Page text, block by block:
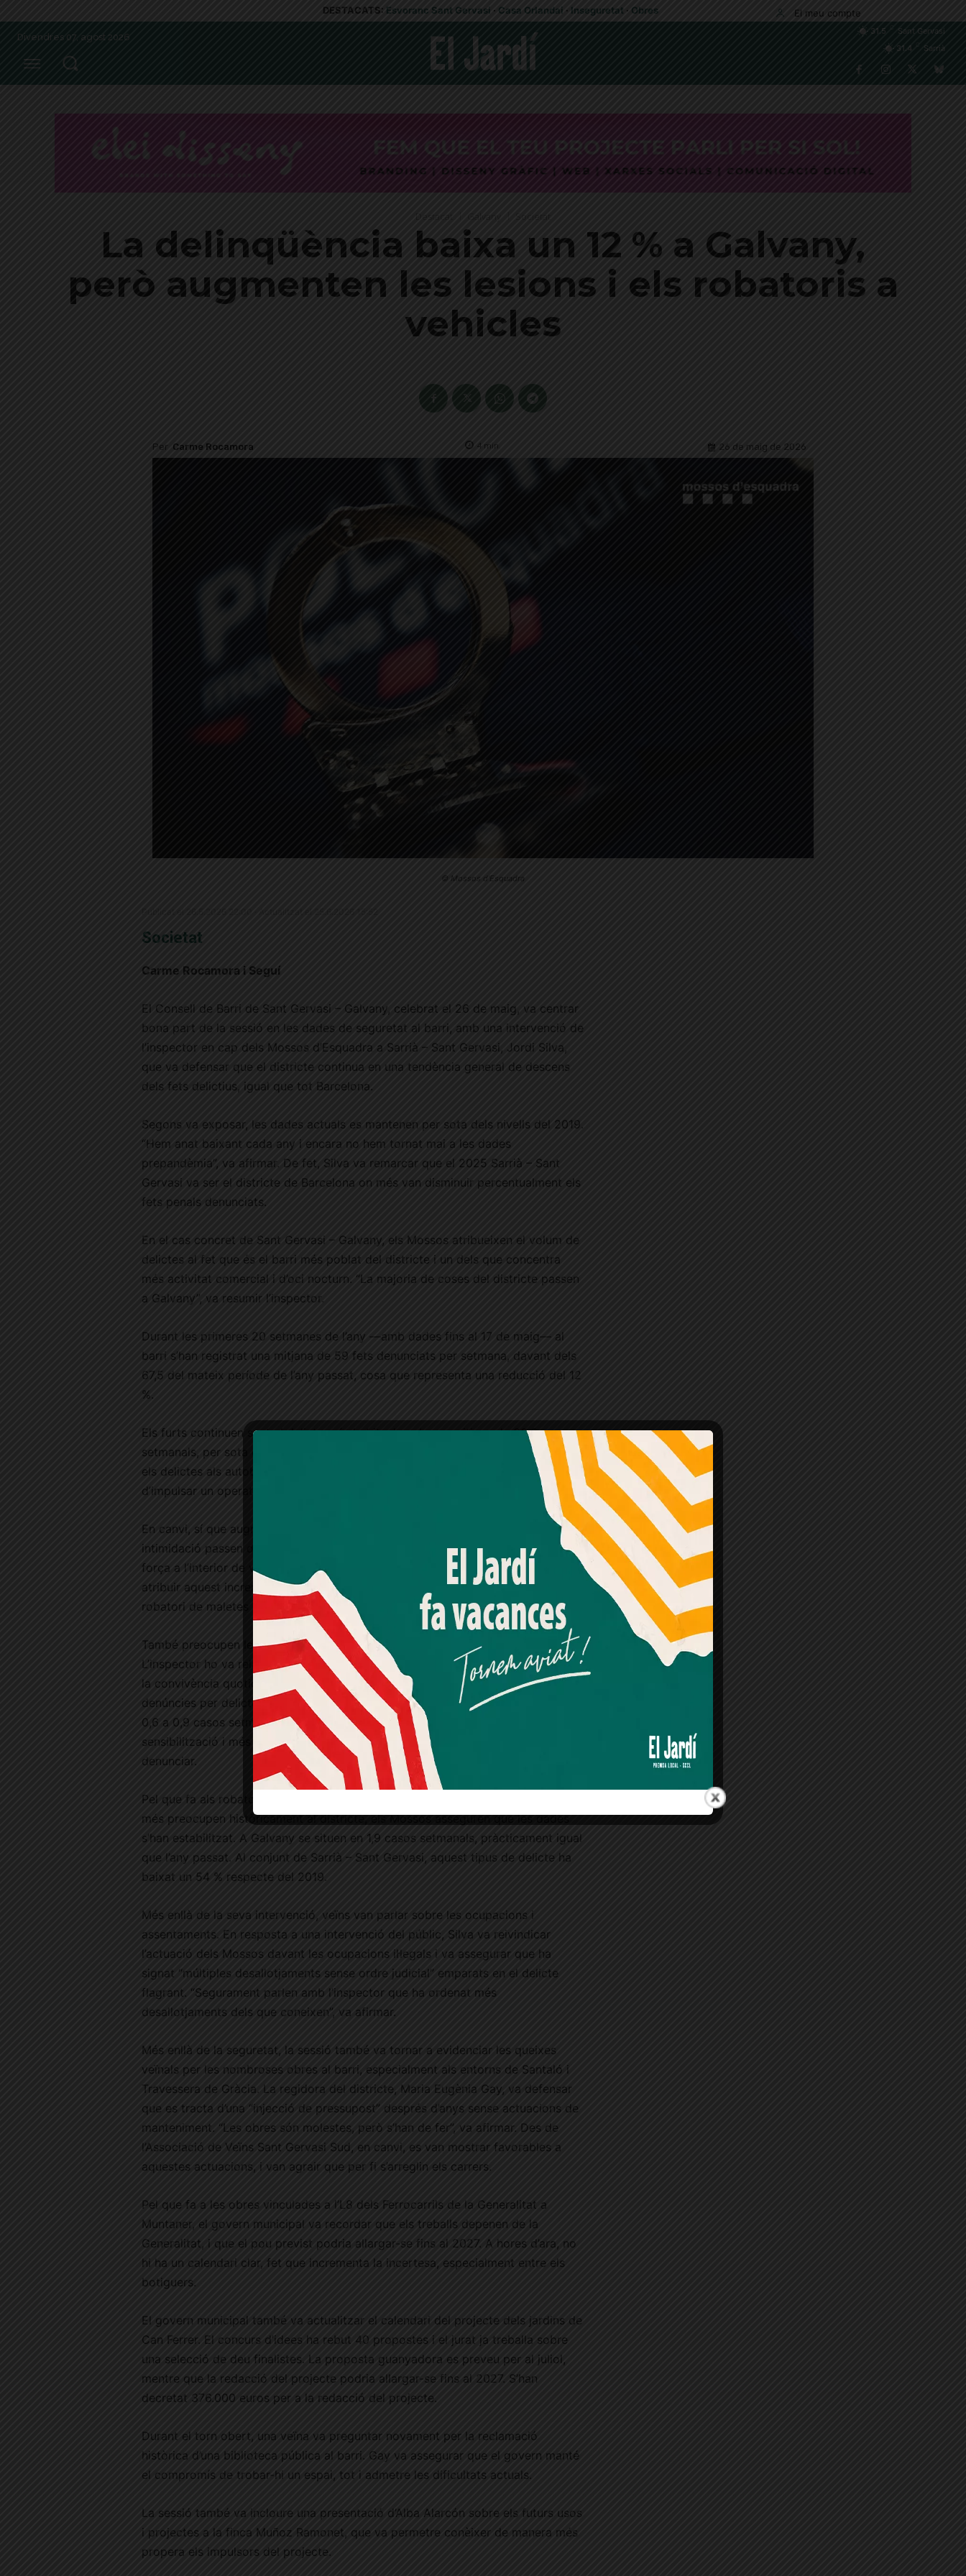
DESTACATS: Esvoranc Sant Gervasi · Casa Orlandai · Inseguretat · Obres El meu compte
Divendres 07, agost 2026
31.5
Sant Gervasi
31.4
Sarrià
Societat
La delinqüència baixa un 12 % a Galvany,
però augmenten les lesions i els robatoris a
vehicles
Per Carme Rocamora 4 min. 26 de maig de 2026
© Mossos d'Esquadra
Societat
Carme Rocamora i Seguí
El Consell de Barri de Sant Gervasi – Galvany, celebrat el 26 de maig, va centrar
bona part de la sessió en les dades de seguretat al barri, amb una intervenció de
l’inspector en cap dels Mossos d’Esquadra a Sarrià – Sant Gervasi, Jordi Silva,
que va defensar que el districte continua en una tendència general de descens
dels fets delictius, igual que tot Barcelona.
Segons va exposar, les dades actuals es mantenen per sota dels nivells del 2019.
“Hem anat baixant cada any i encara no hem tornat mai a les dades
prepandèmia”, va afirmar. De fet, Silva va remarcar que el 2025 Sarrià – Sant
Gervasi va ser el districte de Barcelona on més van disminuir percentualment els
fets penals denunciats.
En el cas concret de Sant Gervasi – Galvany, els Mossos atribueixen el volum de
delictes al fet que és el barri més poblat del districte i un dels que concentra
més activitat comercial i d’oci nocturn. “La majoria de coses del districte passen
a Galvany”, va resumir l’inspector.
Durant les primeres 20 setmanes de l’any —amb dades fins al 17 de maig— al
barri s’han registrat una mitjana de 59 fets denunciats per setmana, davant dels
67,5 del mateix període de l’any passat, cosa que representa una reducció del 12
%.
Els furts continuen sent el delicte més habitual, amb una mitjana de 30,8 casos
setmanals, per sota dels 37,8 de l’any anterior. També baixen de manera notable
els delictes als autobusos, que passen de 4,9 a 2,8 casos setmanals després
d’impulsar un operatiu conjunt dels Mossos amb la Guàrdia Urbana.
En canvi, sí que augmenten alguns indicadors. Els robatoris violents i amb
intimidació passen de 2,7 a 3,3 casos setmanals, mentre que els robatoris amb
força a l’interior de vehicles pràcticament es doblen, passant d’1,3 a 2,3. Silva va
atribuir aquest increment a un fenomen detectat arreu de Barcelona vinculat al
robatori de maletes i objectes visibles dins dels cotxes.
També preocupen les lesions, que passen de 2,5 a 4,2 denúncies setmanals.
L’inspector ho va relacionar amb baralles i conflictes vinculats a l’oci nocturn i a
la convivència quotidiana. “És un tema de reflexió social”, va apuntar. Les
denúncies per delictes contra la llibertat sexual també augmenten, passant de
0,6 a 0,9 casos setmanals. En aquest punt, l’inspector va remarcar que hi ha més
sensibilització i més denúncies per conductes que abans no s’arribaven a
denunciar.
Pel que fa als robatoris amb força a domicilis, una de les problemàtiques que
més preocupen històricament al districte, els Mossos asseguren que les dades
s’han estabilitzat. A Galvany se situen en 1,9 casos setmanals, pràcticament igual
que l’any passat. Al conjunt de Sarrià – Sant Gervasi, aquest tipus de delicte ha
baixat un 54 % respecte del 2019.
Més enllà de la seva intervenció, veïns van parlar sobre les ocupacions i
assentaments. En resposta a una intervenció del públic, Silva va reivindicar
l’actuació dels Mossos davant les ocupacions il·legals i va assegurar que ha
signat “múltiples desallotjaments sense ordre judicial” emparats en el delicte
flagrant. “Segurament parlen amb l’inspector que ha ordenat més
desallotjaments dels que coneixen”, va afirmar.
Més enllà de la seguretat, la sessió també va tornar a evidenciar les queixes
veïnals per les nombroses obres al barri, especialment als entorns de Santaló i
Travessera de Gràcia. La regidora del districte, Maria Eugènia Gay, va defensar
que es tracta d’una “injecció de pressupost” després d’anys sense actuacions de
manteniment. “Les obres són molestes, però s’han de fer”, va afirmar. Des de
l’Associació de Veïns Sant Gervasi Sud, en canvi, es van mostrar favorables a
aquestes actuacions, i van agrair que per fi s’arreglin els carrers.
Pel que fa a les obres vinculades a l’L8 dels Ferrocarrils de la Generalitat a
Muntaner, el govern municipal va recordar que els treballs depenen de la
Generalitat, i que el pou previst podria allargar-se fins al 2027. A hores d’ara, no
hi ha un calendari clar, fet que incrementa la incertesa, especialment entre els
botiguers.
El govern municipal també va actualitzar el calendari del projecte dels jardins de
Can Ferrer. El concurs d’idees ha rebut 40 propostes i el jurat ja treballa sobre
una selecció de deu finalistes. La proposta guanyadora es preveu per al juliol,
mentre que la redacció del projecte podria allargar-se fins al 2027. S’han
decretat 376.000 euros per a la redacció del projecte.
Durant el torn obert, una veïna va preguntar novament per la reclamació
històrica d’una biblioteca pública al barri. Gay va assegurar que el govern manté
el compromís de trobar-hi un espai, tot i admetre les dificultats actuals.
La sessió també va incloure una presentació d’Alba Alarcón sobre els futurs usos
i projectes a la finca Muñoz Ramonet, que va permetre conèixer de manera més
propera els impulsors del projecte.
Amb el seu acord, nosaltres fem servir galetes o
tecnologies similars per emmagatzemar, accedir i
processar dades personals com la seva visita a aquest lloc
web. Pot retirar el seu consentiment o oposar-se al
processament de dades basat en interessos legítims en
qualsevol moment fent clic a "Ajustos de cookies" o a la
nostra Política de privacitat en aquest lloc web. Si cliques
"acceptar" dones el teu consentiment
Més informació Acceptar Rebutjar tot
Quan l’usuari crea un compte al Diari el Jardí, dona el seu
consentiment explícit per rebre comunicacions
informatives relacionades amb el servei. Aquest
consentiment pot ser revocat en qualsevol moment
mitjançant l’enllaç de baixa present a tots els correus.